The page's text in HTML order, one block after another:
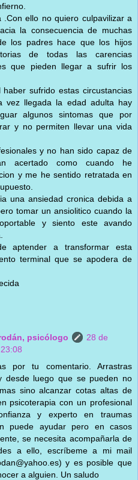
ello no quiero culpavilizar a
la consecuencia de muchas
los padres hace que los hijos
de todas las carencias
que pieden llegar a sufrir los
sufrido estas circustancias
vez llegada la edad adulta hay
algunos sintomas que por
y no permiten llevar una vida
y no han sido capaz de
acertado como cuando he
y me he sentido retratada en
una ansiedad cronica debida a
tomar un ansiolitico cuando la
y siento este avando
aptender a transformar esta
terminal que se apodera de
psicólogo
28 de
por tu comentario. Arrastras
desde luego que se pueden no
sino alcanzar cotas altas de
psicoterapia con un profesional
y experto en traumas
puede ayudar pero en casos
se necesita acompañarla de
a ello, escríbeme a mi mail
y es posible que
a alguien. Un saludo